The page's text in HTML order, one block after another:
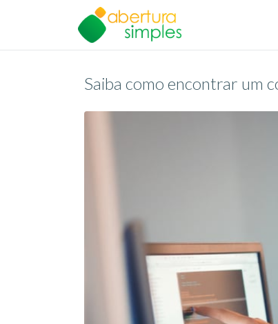
Saiba como encontrar um